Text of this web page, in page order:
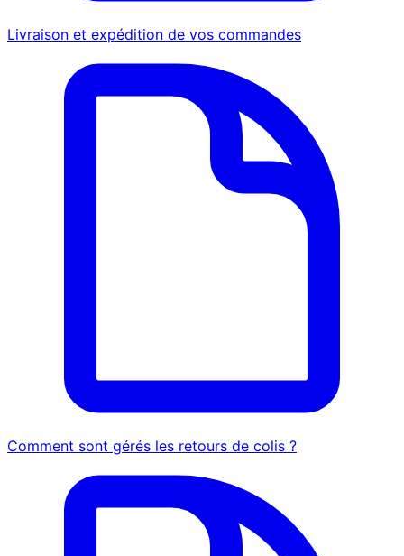
Livraison et expédition de vos commandes
Comment sont gérés les retours de colis ?